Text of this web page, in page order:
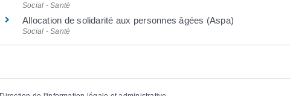
Social - Santé
Allocation de solidarité aux personnes âgées (Aspa)
Social - Santé